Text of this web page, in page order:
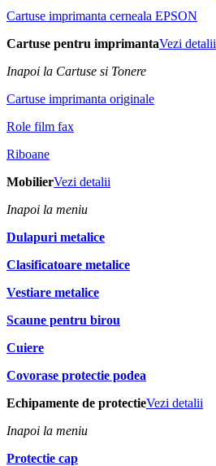
Cartuse imprimanta cerneala EPSON
Cartuse pentru imprimantaVezi detalii
Inapoi la Cartuse si Tonere
Cartuse imprimanta originale
Role film fax
Riboane
MobilierVezi detalii
Inapoi la meniu
Dulapuri metalice
Clasificatoare metalice
Vestiare metalice
Scaune pentru birou
Cuiere
Covorase protectie podea
Echipamente de protectieVezi detalii
Inapoi la meniu
Protectie cap